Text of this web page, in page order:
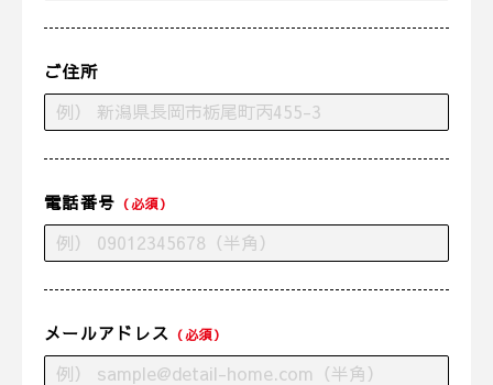
ご住所
電話番号 （必須）
メールアドレス （必須）